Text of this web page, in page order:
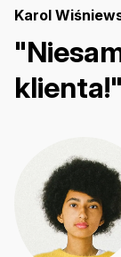
Karol
klienta!"